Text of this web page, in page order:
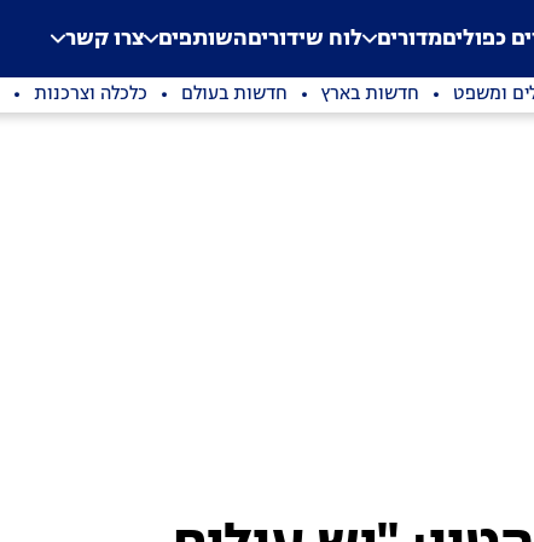
Application error: a
. כפוליםמדורים לוח שידוריםהשותפים צרו קשר
ומשפט חדשות בארץ חדשות בעולם כלכלה וצרכנות